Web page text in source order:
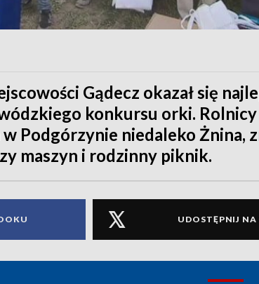
Gądecz okazał się
konkursu orki. Rolnicy
Podgórzynie niedaleko Żnina,
maszyn i rodzinny piknik.
UDOSTĘPNIJ NA